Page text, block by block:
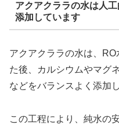
アクアクララの水は人
添加しています
アクアクララの水は、
た後、カルシウムやマグ
などをバランスよく添加
この工程により、純水の